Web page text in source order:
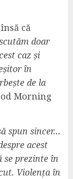
că
doar
caz și
în
de la
Morning
spun sincer…
acest
se prezinte în
Violența în